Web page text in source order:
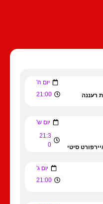
יום ה'
רעננה 21:00
יום ש'
סיטי
21:3
0
יום ג'
21:00